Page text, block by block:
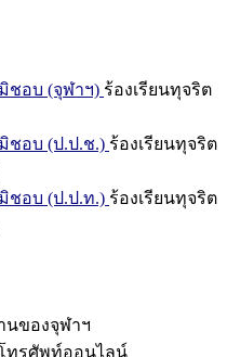
ชอบ (จุฬาฯ) ร้องเรียนทุจริต
ชอบ (ป.ป.ช.) ร้องเรียนทุจริต
ชอบ (ป.ป.ท.) ร้องเรียนทุจริต
นของจุฬาฯ
ทรศัพท์ออนไลน์